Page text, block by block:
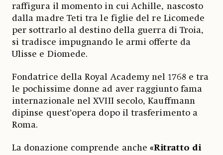
raffigura il momento in cui Achille, nascosto
dalla madre Teti tra le figlie del re Licomede
per sottrarlo al destino della guerra di Troia,
si tradisce impugnando le armi offerte da
Ulisse e Diomede.
Fondatrice della Royal Academy nel 1768 e tra
le pochissime donne ad aver raggiunto fama
internazionale nel XVIII secolo, Kauffmann
dipinse quest’opera dopo il trasferimento a
Roma.
La donazione comprende anche«Ritratto di